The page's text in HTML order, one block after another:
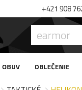
+421 908
OBUV OBLEČENIE